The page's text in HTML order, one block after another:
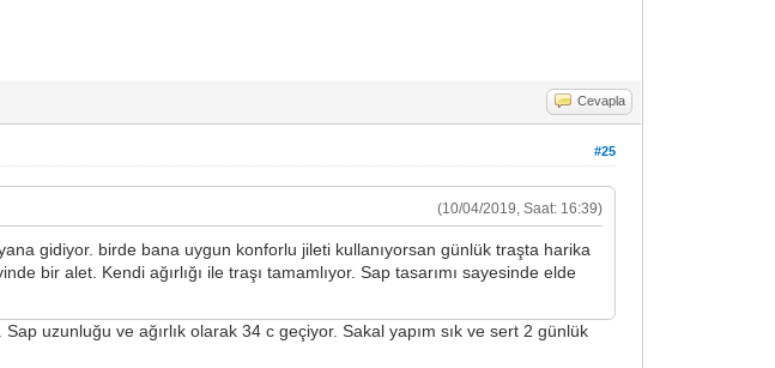
Cevapla
#25
(10/04/2019, Saat: 16:39)
gidiyor. birde bana uygun konforlu jileti kullanıyorsan günlük traşta harika
bir alet. Kendi ağırlığı ile traşı tamamlıyor. Sap tasarımı sayesinde elde
uzunluğu ve ağırlık olarak 34 c geçiyor. Sakal yapım sık ve sert 2 günlük